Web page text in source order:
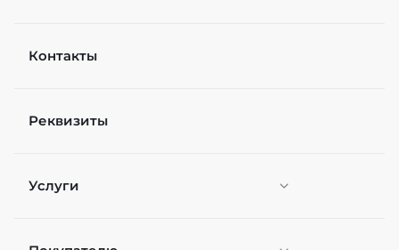
Контакты
Реквизиты
Услуги